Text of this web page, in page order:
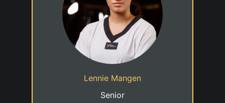
Lennie Mangen
Senior
Date de naissance
04/06/2007
Cadre nationale - A4
Taekwondo Team Beckerich
Membre du Sportlycée